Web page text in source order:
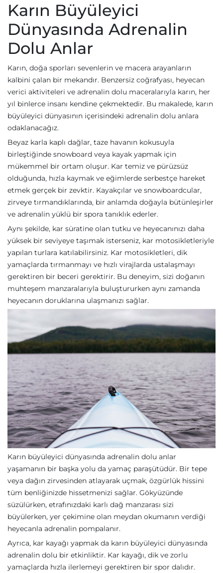
Karın Büyüleyici
Dünyasında Adrenalin
Dolu Anlar
Karın, doğa sporları sevenlerin ve macera arayanların
kalbini çalan bir mekandır. Benzersiz coğrafyası, heyecan
verici aktiviteleri ve adrenalin dolu maceralarıyla karın, her
yıl binlerce insanı kendine çekmektedir. Bu makalede, karın
büyüleyici dünyasının içerisindeki adrenalin dolu anlara
odaklanacağız.
Beyaz karla kaplı dağlar, taze havanın kokusuyla
birleştiğinde snowboard veya kayak yapmak için
mükemmel bir ortam oluşur. Kar temiz ve pürüzsüz
olduğunda, hızla kaymak ve eğimlerde serbestçe hareket
etmek gerçek bir zevktir. Kayakçılar ve snowboardcular,
zirveye tırmandıklarında, bir anlamda doğayla bütünleşirler
ve adrenalin yüklü bir spora tanıklık ederler.
Aynı şekilde, kar süratine olan tutku ve heyecanınızı daha
yüksek bir seviyeye taşımak isterseniz, kar motosikletleriyle
yapılan turlara katılabilirsiniz. Kar motosikletleri, dik
yamaçlarda tırmanmayı ve hızlı virajlarda ustalaşmayı
gerektiren bir beceri gerektirir. Bu deneyim, sizi doğanın
muhteşem manzaralarıyla buluştururken aynı zamanda
heyecanın doruklarına ulaşmanızı sağlar.
Karın büyüleyici dünyasında adrenalin dolu anlar
yaşamanın bir başka yolu da yamaç paraşütüdür. Bir tepe
veya dağın zirvesinden atlayarak uçmak, özgürlük hissini
tüm benliğinizde hissetmenizi sağlar. Gökyüzünde
süzülürken, etrafınızdaki karlı dağ manzarası sizi
büyülerken, yer çekimine olan meydan okumanın verdiği
heyecanla adrenalin pompalanır.
Ayrıca, kar kayağı yapmak da karın büyüleyici dünyasında
adrenalin dolu bir etkinliktir. Kar kayağı, dik ve zorlu
yamaçlarda hızla ilerlemeyi gerektiren bir spor dalıdır.